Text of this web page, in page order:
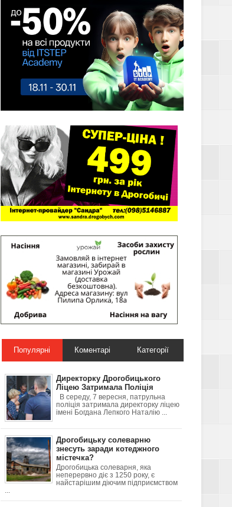
Популярні Коментарі Категорії
Директорку Дрогобицького
Ліцею Затримала Поліція
В середу, 7 вересня, патрульна
поліція затримала директорку ліцею
імені Богдана Лепкого Наталію ...
Дрогобицьку солеварню
знесуть заради котеджного
містечка?
Дрогобицька солеварня, яка
неперервно діє з 1250 року, є
найстарішим діючим підприємством